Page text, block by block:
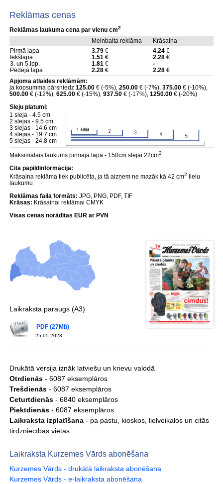
Reklāmas cenas
Reklāmas laukuma cena par vienu cm2
Melnbalta reklāma
Krāsaina
Pirmā lapa
3.79€ 4.24€
Iekšlapa
1.51€ 2.28€
3. un 5.lpp.
1.81€
-
Pēdējā lapa
2.28€ 2.28€
Apjoma atlaides reklāmām:
ja kopsumma pārsniedz 125.00€ (-5%), 250.00€ (-7%), 375.00€ (-10%),
500.00€ (-12%), 625.00€ (-15%), 937.50€ (-17%), 1250.00€ (-20%)
Sleju platumi:
1 sleja - 4.5 cm
2 slejas - 9.5 cm
3 slejas - 14.6 cm
4 slejas - 19.7 cm
5 slejas - 24.8 cm
Maksimālais laukums pirmajā lapā - 150cm slejai 22cm2
Cita papildinformācija:
Krāsaina reklāma tiek publicēta, ja tā aizņem ne mazāk kā 42 cm2
lielu
laukumu
Reklāmas faila formāts: JPG, PNG, PDF, TIF
Krāsas: Krāsainai reklāmai CMYK
Visas cenas norādītas EUR ar PVN
Laikraksta paraugs (A3)
25.05.2023
PDF (27Mb)
Drukātā versija iznāk latviešu un krievu valodā
Otrdienās- 6087 eksemplāros
Trešdienās- 6087 eksemplāros
Ceturtdienās- 6840 eksemplāros
Piektdienās- 6087 eksemplāros
Laikraksta izplatīšana- pa pastu, kioskos, lielveikalos un citās
tirdzniecības vietās
Laikraksta Kurzemes Vārds abonēšana
Kurzemes Vārds - drukātā laikraksta abonēšana
Kurzemes Vārds - e-laikraksta abonēšana